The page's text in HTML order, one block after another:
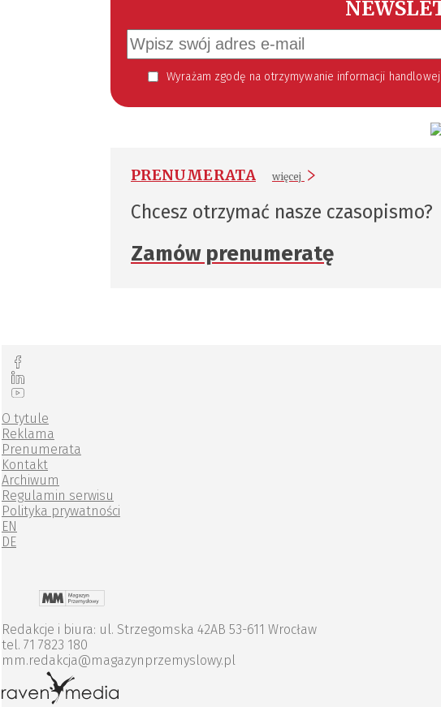
Wyrażam zgodę na otrzymywanie informacji handlowej kierowanej do mnie za pomocą środków komunikacji elektronicznej w szczególności poczty elektronicznej zgodnie z przepisem art. 10 ust 2 ustawy z dnia 18 lipca 2002 roku o świadczeniu usług drogą elektroniczną (Dz. U. 144 z
PRENUMERATA więcej
Chcesz otrzymać nasze czasopismo?
Zamów prenumeratę
O tytule
Reklama
Prenumerata
Kontakt
Archiwum
Regulamin serwisu
Polityka prywatności
EN
DE
Redakcje i biura: ul. Strzegomska 42AB 53-611 Wrocław
tel. 71 7823 180
mm.redakcja@magazynprzemyslowy.pl